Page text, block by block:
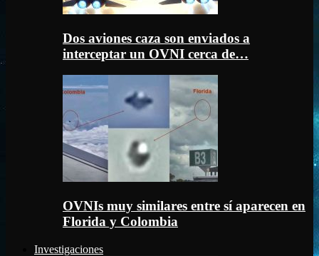
Dos aviones caza son enviados a
interceptar un OVNI cerca de…
OVNIs muy similares entre sí aparecen en
Florida y Colombia
Investigaciones